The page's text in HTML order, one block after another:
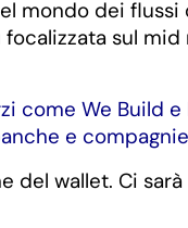
mondo dei
sul mid
come We Build
e
del wallet. Ci